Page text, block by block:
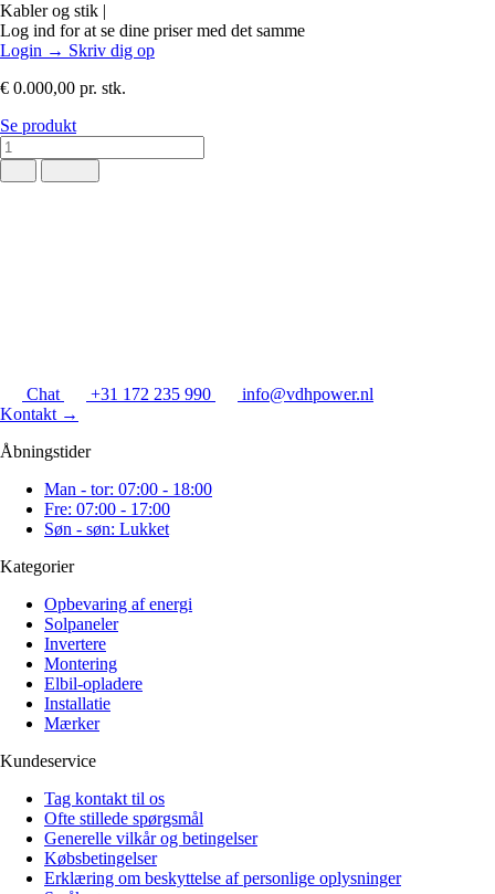
Kabler og stik |
Log ind for at se dine priser med det samme
Login → Skriv dig op
€ 0.000,00 pr. stk.
Se produkt
Chat +31 172 235 990
info@vdhpower.nl
Kontakt →
Åbningstider
Man - tor: 07:00 - 18:00
Fre: 07:00 - 17:00
Søn - søn: Lukket
Kategorier
Opbevaring af energi
Solpaneler
Invertere
Montering
Elbil-opladere
Installatie
Mærker
Kundeservice
Tag kontakt til os
Ofte stillede spørgsmål
Generelle vilkår og betingelser
Købsbetingelser
Erklæring om beskyttelse af personlige oplysninger